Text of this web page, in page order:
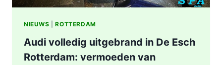
NIEUWS |ROTTERDAM
Audi volledig uitgebrand in De Esch
Rotterdam: vermoeden van